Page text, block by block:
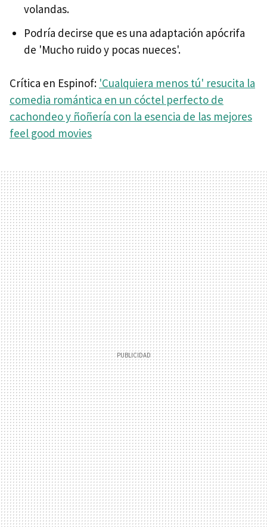
volandas.
Podría decirse que es una adaptación apócrifa
de 'Mucho ruido y pocas nueces'.
Crítica en Espinof: 'Cualquiera menos tú' resucita la
comedia romántica en un cóctel perfecto de
cachondeo y ñoñería con la esencia de las mejores
feel good movies